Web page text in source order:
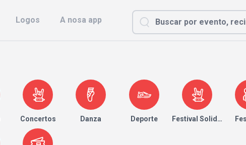
Logos A nosa app
Concertos Danza Deporte Festival Solidario